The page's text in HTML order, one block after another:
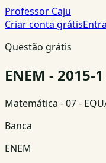
Professor Caju
Criar conta grátis
Questão grátis
ENEM - 2015-
Matemática - 07 -
Banca
ENEM